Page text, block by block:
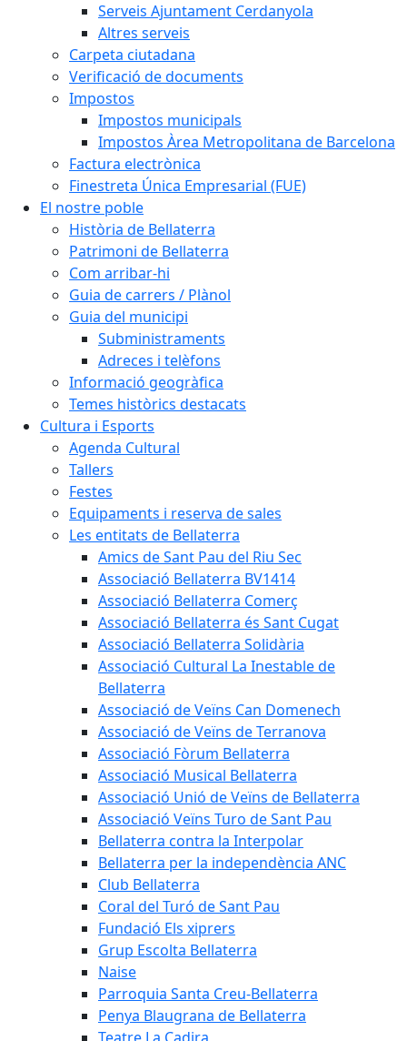
Serveis Ajuntament Cerdanyola
Altres serveis
Carpeta ciutadana
Verificació de documents
Impostos
Impostos municipals
Impostos Àrea Metropolitana de Barcelona
Factura electrònica
Finestreta Única Empresarial (FUE)
El nostre poble
Història de Bellaterra
Patrimoni de Bellaterra
Com arribar-hi
Guia de carrers / Plànol
Guia del municipi
Subministraments
Adreces i telèfons
Informació geogràfica
Temes històrics destacats
Cultura i Esports
Agenda Cultural
Tallers
Festes
Equipaments i reserva de sales
Les entitats de Bellaterra
Amics de Sant Pau del Riu Sec
Associació Bellaterra BV1414
Associació Bellaterra Comerç
Associació Bellaterra és Sant Cugat
Associació Bellaterra Solidària
Associació Cultural La Inestable de
Bellaterra
Associació de Veïns Can Domenech
Associació de Veïns de Terranova
Associació Fòrum Bellaterra
Associació Musical Bellaterra
Associació Unió de Veïns de Bellaterra
Associació Veïns Turo de Sant Pau
Bellaterra contra la Interpolar
Bellaterra per la independència ANC
Club Bellaterra
Coral del Turó de Sant Pau
Fundació Els xiprers
Grup Escolta Bellaterra
Naise
Parroquia Santa Creu-Bellaterra
Penya Blaugrana de Bellaterra